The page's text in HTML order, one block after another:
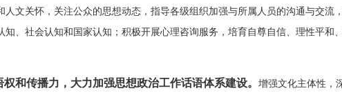
文关怀，关注公众的思想动态，指导各级组织加强与所属人员的沟通与交流
、社会认知和国家认知；积极开展心理咨询服务，培育自尊自信、理性平和
和传播力，大力加强思想政治工作话语体系建设。增强文化主体性，